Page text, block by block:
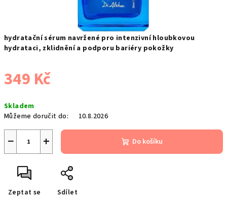
hydratační sérum navržené pro intenzivní hloubkovou
hydrataci, zklidnění a podporu bariéry pokožky
349 Kč
cena:
Skladem
Můžeme doručit do:
10.8.2026
+
− Do košíku
Zeptat se Sdílet